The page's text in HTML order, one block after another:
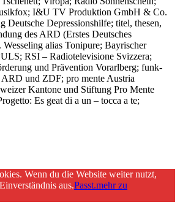
I&U TV Produktion GmbH & Co.
Depressionshilfe; titel, thesen,
des ARD (Erstes Deutsches
alias Tonipure; Bayrischer
RSI – Radiotelevisione Svizzera;
und Prävention Vorarlberg; funk-
und ZDF; pro mente Austria
Kantone und Stiftung Pro Mente
Es geat di a un – tocca a te;
Wenn du die Website weiter nutzt,
aus.Passt.mehr zu